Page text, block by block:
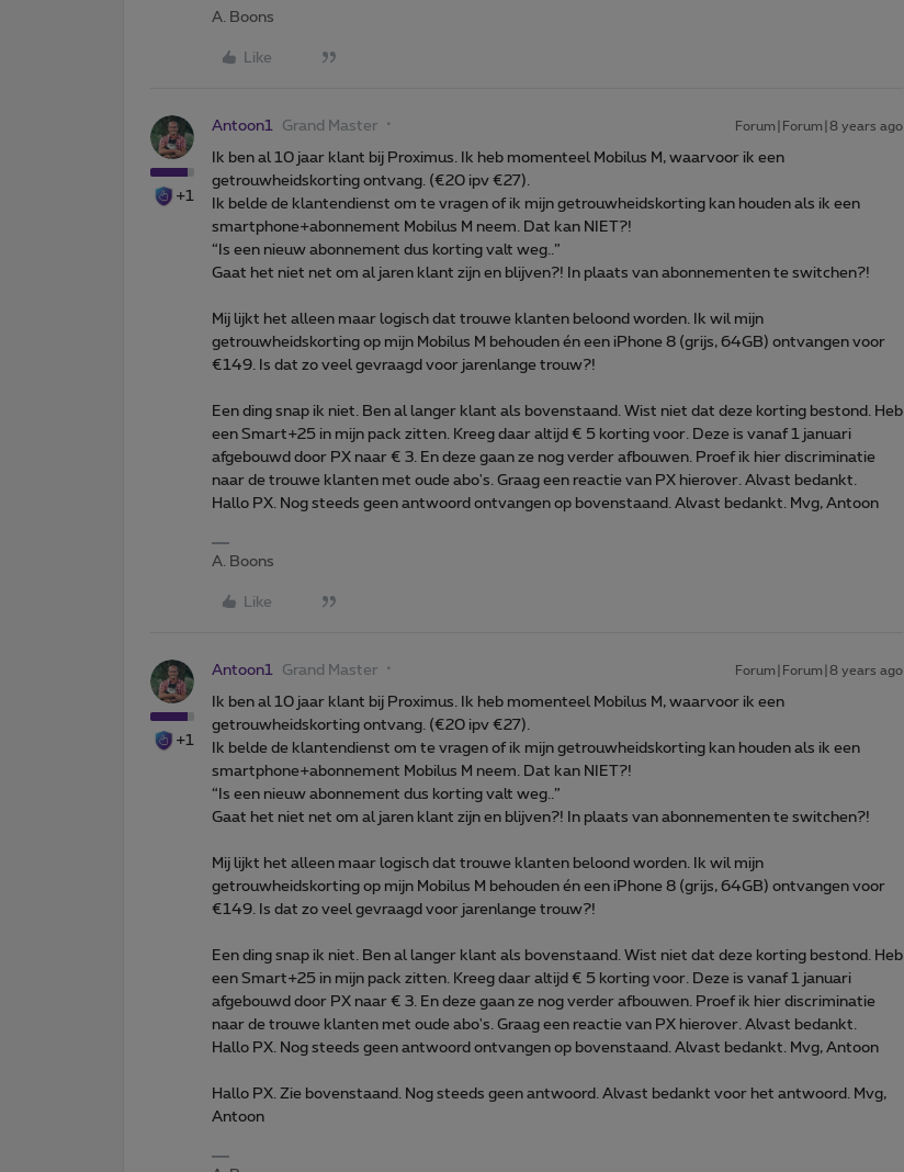
A. Boons
Like
+1
Antoon1 Grand Master Forum|Forum|8 years ago
Ik ben al 10 jaar klant bij Proximus. Ik heb momenteel Mobilus M, waarvoor ik een
getrouwheidskorting ontvang. (€20 ipv €27).
Ik belde de klantendienst om te vragen of ik mijn getrouwheidskorting kan houden als ik een
smartphone+abonnement Mobilus M neem. Dat kan NIET?!
“Is een nieuw abonnement dus korting valt weg..”
Gaat het niet net om al jaren klant zijn en blijven?! In plaats van abonnementen te switchen?!
Mij lijkt het alleen maar logisch dat trouwe klanten beloond worden. Ik wil mijn
getrouwheidskorting op mijn Mobilus M behouden én een iPhone 8 (grijs, 64GB) ontvangen voor
€149. Is dat zo veel gevraagd voor jarenlange trouw?!
Een ding snap ik niet. Ben al langer klant als bovenstaand. Wist niet dat deze korting bestond. Heb
een Smart+25 in mijn pack zitten. Kreeg daar altijd € 5 korting voor. Deze is vanaf 1 januari
afgebouwd door PX naar € 3. En deze gaan ze nog verder afbouwen. Proef ik hier discriminatie
naar de trouwe klanten met oude abo's. Graag een reactie van PX hierover. Alvast bedankt.
Hallo PX. Nog steeds geen antwoord ontvangen op bovenstaand. Alvast bedankt. Mvg, Antoon
A. Boons
Like
+1
Antoon1 Grand Master Forum|Forum|8 years ago
Ik ben al 10 jaar klant bij Proximus. Ik heb momenteel Mobilus M, waarvoor ik een
getrouwheidskorting ontvang. (€20 ipv €27).
Ik belde de klantendienst om te vragen of ik mijn getrouwheidskorting kan houden als ik een
smartphone+abonnement Mobilus M neem. Dat kan NIET?!
“Is een nieuw abonnement dus korting valt weg..”
Gaat het niet net om al jaren klant zijn en blijven?! In plaats van abonnementen te switchen?!
Mij lijkt het alleen maar logisch dat trouwe klanten beloond worden. Ik wil mijn
getrouwheidskorting op mijn Mobilus M behouden én een iPhone 8 (grijs, 64GB) ontvangen voor
€149. Is dat zo veel gevraagd voor jarenlange trouw?!
Een ding snap ik niet. Ben al langer klant als bovenstaand. Wist niet dat deze korting bestond. Heb
een Smart+25 in mijn pack zitten. Kreeg daar altijd € 5 korting voor. Deze is vanaf 1 januari
afgebouwd door PX naar € 3. En deze gaan ze nog verder afbouwen. Proef ik hier discriminatie
naar de trouwe klanten met oude abo's. Graag een reactie van PX hierover. Alvast bedankt.
Hallo PX. Nog steeds geen antwoord ontvangen op bovenstaand. Alvast bedankt. Mvg, Antoon
Hallo PX. Zie bovenstaand. Nog steeds geen antwoord. Alvast bedankt voor het antwoord. Mvg,
Antoon